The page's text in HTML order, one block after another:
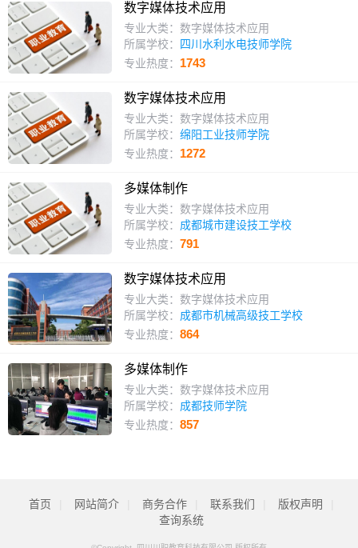
数字媒体技术应用
专业大类：数字媒体技术应用
所属学校：
四川水利水电技师学院
专业热度： 1743
数字媒体技术应用
专业大类：数字媒体技术应用
所属学校： 绵阳工业技师学院
专业热度： 1272
多媒体制作
专业大类：数字媒体技术应用
所属学校： 成都城市建设技工学校
专业热度： 791
数字媒体技术应用
专业大类：数字媒体技术应用
所属学校： 成都市机械高级技工学校
专业热度： 864
多媒体制作
专业大类：数字媒体技术应用
所属学校： 成都技师学院
专业热度： 857
首页 网站简介 商务合作 联系我们 版权声明
查询系统